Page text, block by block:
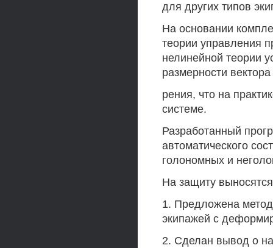
для других типов
На основании
теории управления
нелинейной теории
размерности
рения, что на
системе.
Разработанный
автоматического
голономных и
На защиту
1. Предложена
экипажей с
2. Сделан вывод о